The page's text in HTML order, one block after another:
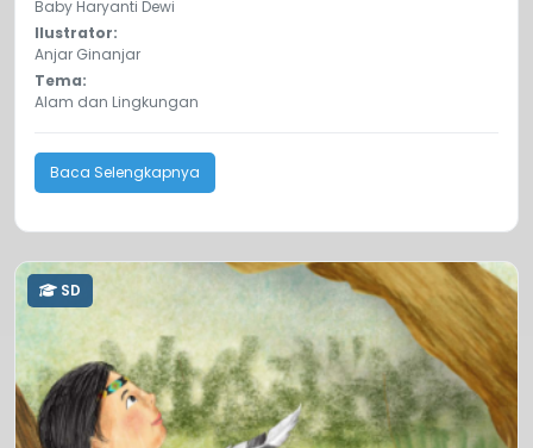
Baby Haryanti Dewi
Ilustrator:
Anjar Ginanjar
Tema:
Alam dan Lingkungan
Baca Selengkapnya
SD